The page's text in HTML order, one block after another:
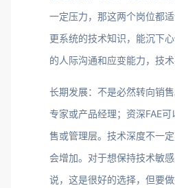
一定压力，那这两个岗位都
更系统的技术知识，能沉下
的人际沟通和应变能力，技
长期发展：不是必然转向销
专家或产品经理；资深FAE
售或管理层。技术深度不一
会增加。对于想保持技术敏
说，这是很好的选择，但要做